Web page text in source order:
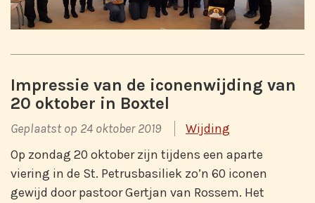
Impressie van de iconenwijding van
20 oktober in Boxtel
Geplaatst op 24 oktober 2019
Wijding
Op zondag 20 oktober zijn tijdens een aparte
viering in de St. Petrusbasiliek zo’n 60 iconen
gewijd door pastoor Gertjan van Rossem. Het